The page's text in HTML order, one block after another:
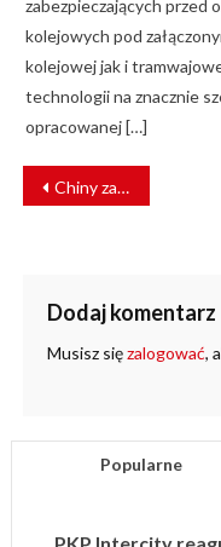
zabezpieczających przed
kolejowych pod
kolejowej jak i
technologii na znacznie
opracowanej […]
NAWIGACJA
WPISU
Chiny zaprezentowały najszybszy pociąg świata
Dodaj komentarz
Musisz sięzalogować,
Popularne